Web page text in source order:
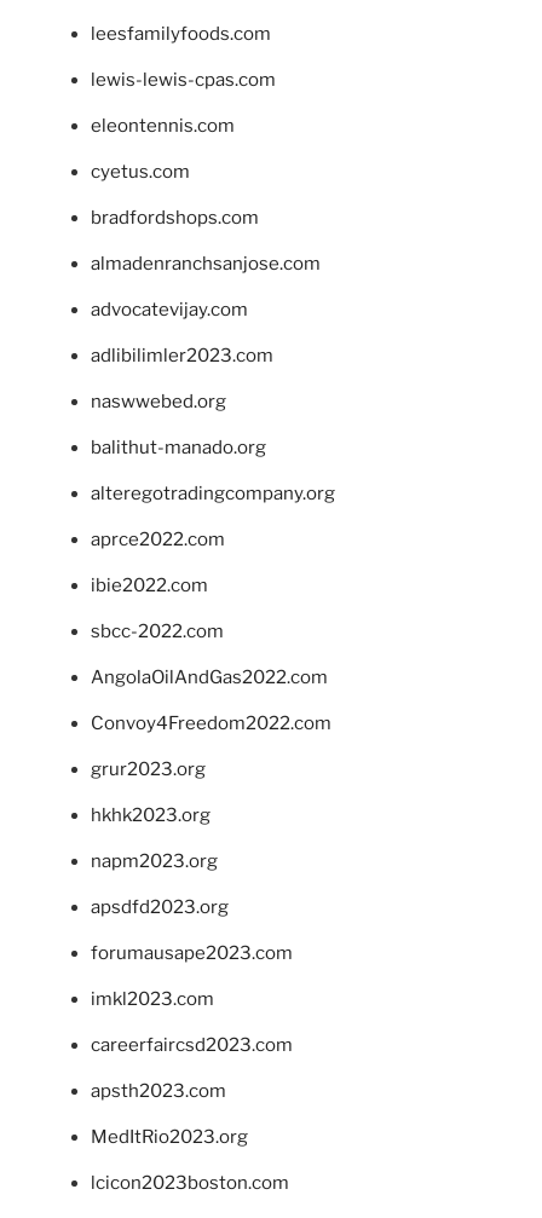
leesfamilyfoods.com
lewis-lewis-cpas.com
eleontennis.com
cyetus.com
bradfordshops.com
almadenranchsanjose.com
advocatevijay.com
adlibilimler2023.com
naswwebed.org
balithut-manado.org
alteregotradingcompany.org
aprce2022.com
ibie2022.com
sbcc-2022.com
AngolaOilAndGas2022.com
Convoy4Freedom2022.com
grur2023.org
hkhk2023.org
napm2023.org
apsdfd2023.org
forumausape2023.com
imkl2023.com
careerfaircsd2023.com
apsth2023.com
MedItRio2023.org
lcicon2023boston.com